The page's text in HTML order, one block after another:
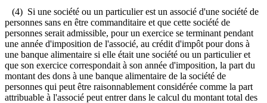
(4) Si une société ou un particulier est un associé d'une société de
personnes sans en être commanditaire et que cette société de
personnes serait admissible, pour un exercice se terminant pendant
une année d'imposition de l'associé, au crédit d'impôt pour dons à
une banque alimentaire si elle était une société ou un particulier et
que son exercice correspondait à son année d'imposition, la part du
montant des dons à une banque alimentaire de la société de
personnes qui peut être raisonnablement considérée comme la part
attribuable à l'associé peut entrer dans le calcul du montant total des